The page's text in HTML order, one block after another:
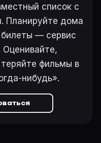
список с
Планируйте дома
билеты — сервис
Оценивайте,
фильмы в
нибудь».